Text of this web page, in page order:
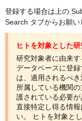
登録する場合は上の
Search タブからお願い
ヒトを対象とした
研究対象者に由来
データベースに登
は、適用されるべ
所属している機関
護されている必要
直接特定し得る情
い。 ヒトを対象と